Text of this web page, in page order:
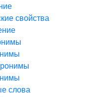
свойства
слова